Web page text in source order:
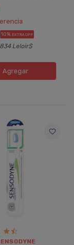
10% EXTRA OFF
Leloir$
Agregar